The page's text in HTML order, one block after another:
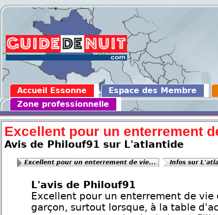
Accueil Essonne
Espace des Membre
Zone professionnelle
Excellent pour un enterrement
Avis de Philouf91 sur L'atlantide
Excellent pour un enterrement de vie... Infos sur
L'avis de Philouf91
Excellent pour un enterrement de vie
garçon, surtout lorsque, à la table